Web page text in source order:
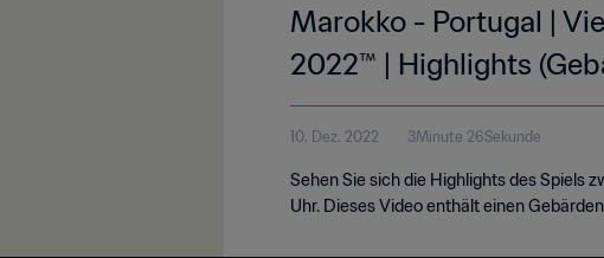
Marokko - Portugal |
2022™ | Highlights
10. Dez. 2022 3Minute 26Sekunde
Sehen Sie sich die Highlights des Spiels
Uhr. Dieses Video enthält einen